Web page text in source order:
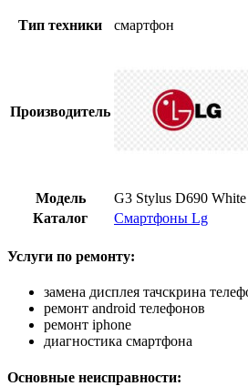
Тип техники смартфон
Производитель
Модель
G3 Stylus D690 White
Каталог
Смартфоны Lg
Услуги по ремонту:
замена дисплея тачскрина
ремонт android телефонов
ремонт iphone
диагностика смартфона
Основные неисправности: